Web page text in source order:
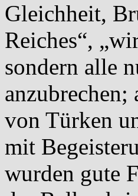
Gleichheit,
Reiches“,
sondern alle
anzubrechen;
von Türken
mit
wurden gute